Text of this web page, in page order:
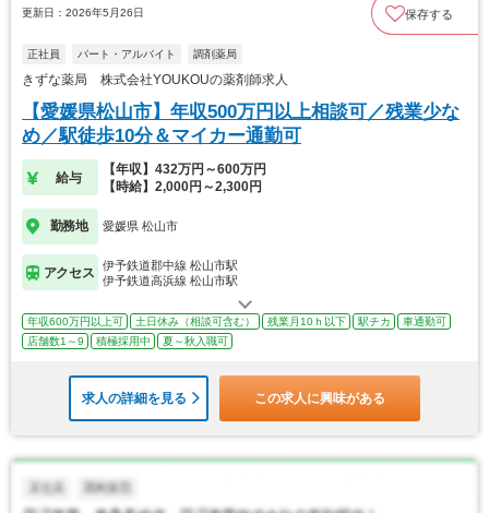
更新日：2026年5月26日 保存する
正社員 パート・アルバイト 調剤薬局
きずな薬局 株式会社YOUKOUの薬剤師求人
【愛媛県松山市】年収500万円以上相談可／残業少な
め／駅徒歩10分＆マイカー通勤可
給与
【年収】432万円～600万円
【時給】2,000円～2,300円
勤務地 愛媛県 松山市
アクセス
伊予鉄道郡中線 松山市駅
伊予鉄道高浜線 松山市駅
年収600万円以上可 土日休み（相談可含む） 残業月10ｈ以下 駅チカ
車通勤可
店舗数1～9
積極採用中 夏～秋入職可
求人の詳細を見る この求人に興味がある